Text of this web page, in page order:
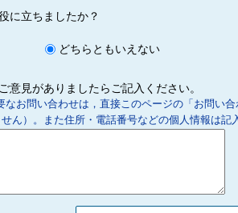
に立ちましたか？
どちらともいえない
意見がありましたらご記入ください。
なお問い合わせは，直接このページの「お問い
ん）。また住所・電話番号などの個人情報は記